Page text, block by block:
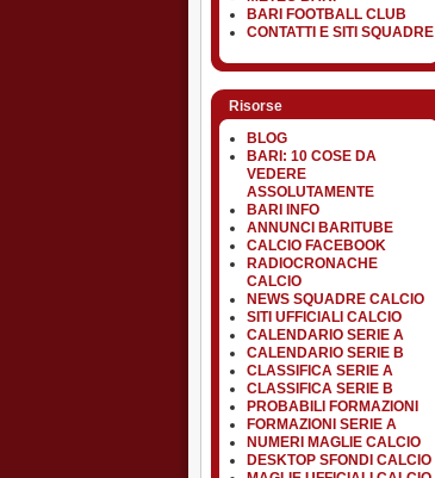
BARI FOOTBALL CLUB
CONTATTI E SITI SQUADRE
Risorse
BLOG
BARI: 10 COSE DA
VEDERE
ASSOLUTAMENTE
BARI INFO
ANNUNCI BARITUBE
CALCIO FACEBOOK
RADIOCRONACHE
CALCIO
NEWS SQUADRE CALCIO
SITI UFFICIALI CALCIO
CALENDARIO SERIE A
CALENDARIO SERIE B
CLASSIFICA SERIE A
CLASSIFICA SERIE B
PROBABILI FORMAZIONI
FORMAZIONI SERIE A
NUMERI MAGLIE CALCIO
DESKTOP SFONDI CALCIO